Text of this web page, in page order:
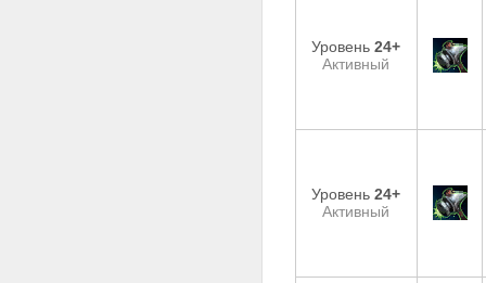
Уровень24+
Активный
Уровень24+
Активный